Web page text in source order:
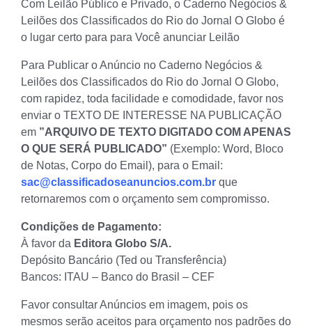
Com Leilão Público e Privado, o Caderno Negócios &
Leilões dos Classificados do Rio do Jornal O Globo é
o lugar certo para para Você anunciar Leilão
Para Publicar o Anúncio no Caderno Negócios &
Leilões dos Classificados do Rio do Jornal O Globo,
com rapidez, toda facilidade e comodidade, favor nos
enviar o TEXTO DE INTERESSE NA PUBLICAÇÃO
em ”ARQUIVO DE TEXTO DIGITADO COM APENAS
O QUE SERÁ PUBLICADO” (Exemplo: Word, Bloco
de Notas, Corpo do Email), para o Email:
sac@classificadoseanuncios.com.br que
retornaremos com o orçamento sem compromisso.
Condições de Pagamento:
À favor da Editora Globo S/A.
Depósito Bancário (Ted ou Transferência)
Bancos: ITAU – Banco do Brasil – CEF
Favor consultar Anúncios em imagem, pois os
mesmos serão aceitos para orçamento nos padrões do